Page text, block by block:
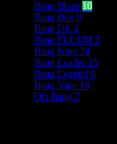
Bang Blaze 10
Bang Box 6
Bang DE 4
Bang FLUUM 2
Bang King 24
Bang Leader 15
Bang Legend 6
Bang Vape 18
QQ Bang 7